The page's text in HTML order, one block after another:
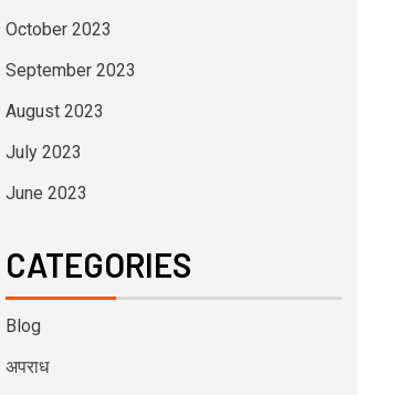
October 2023
September 2023
August 2023
July 2023
June 2023
CATEGORIES
Blog
अपराध